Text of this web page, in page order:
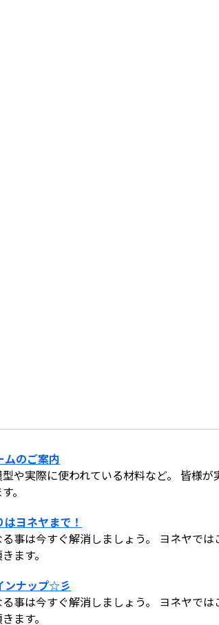
ムのご案内
や実際に使われている材料など。 皆様
。
ヨネヤまで！
事は今すぐ解消しましょう。 ヨネヤで
ます。
ンナップ☆彡
事は今すぐ解消しましょう。 ヨネヤで
ます。